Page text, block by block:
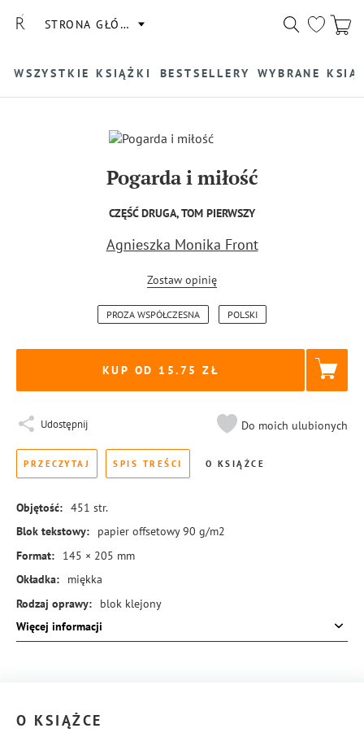
STRONA GŁÓWNA
WSZYSTKIE KSIĄŻKI BESTSELLERY WYBRANE
Pogarda i miłość
CZĘŚĆ DRUGA, TOM PIERWSZY
Agnieszka Monika Front
Zostaw opinię
PROZA WSPÓŁCZESNA POLSKI
KUP OD 15.75
Udostępnij Do moich ulubionych
PRZECZYTAJ SPIS TREŚCI O KSIĄŻCE
Objętość: 451 str.
Blok tekstowy:
papier offsetowy 90 g/m2
Format:
145 × 205 mm
Okładka:
miękka
Rodzaj oprawy:
blok klejony
ISBN:
978-83-8431-087-8
Więcej informacji
O KSIĄŻCE